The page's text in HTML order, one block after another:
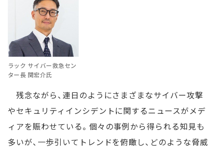
ラック サイバー救急セン
ター長 関宏介氏
残念ながら、連日のようにさまざまなサイバー攻撃
やセキュリティインシデントに関するニュースがメデ
ィアを賑わせている。個々の事例から得られる知見も
多いが、一歩引いてトレンドを俯瞰し、どのような脅威